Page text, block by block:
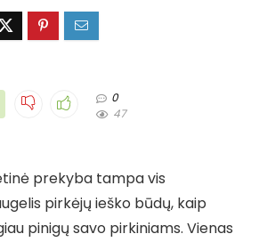
0
47
prekyba tampa vis
pirkėjų ieško būdų, kaip
pinigų savo pirkiniams. Vienas